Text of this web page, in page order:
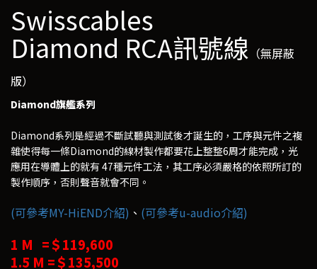
Swisscables
Diamond RCA訊號線 （無屏蔽
版）
Diamond旗艦系列
Diamond系列是經過不斷試聽與測試後才誕生的，工序與元件之複
雜使得每一條Diamond的線材製作都要花上整整6周才能完成，光
應用在導體上的就有 47種元件工法，其工序必須嚴格的依照所訂的
製作順序，否則聲音就會不同。
(可參考MY-HiEND介紹) 、 (可參考u-audio介紹)
1 M =＄119,600
1.5 M =＄135,500